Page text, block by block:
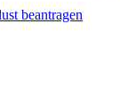
beantragen